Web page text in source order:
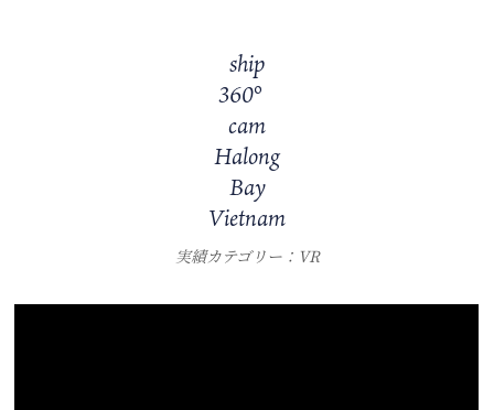
ship
360°
cam
Halong
Bay
Vietnam
実績カテゴリー：VR